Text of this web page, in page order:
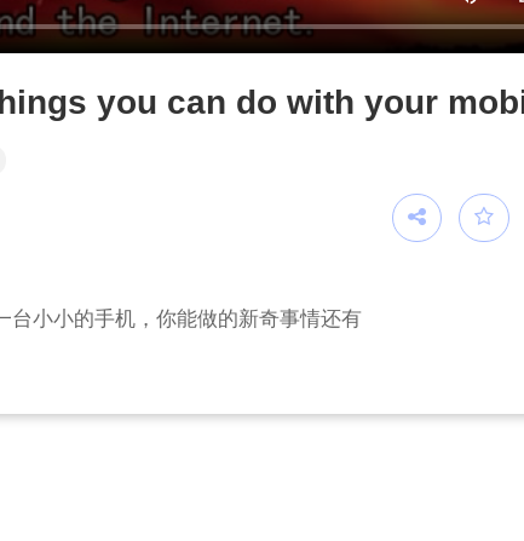
you can do with your
台小小的手机，你能做的新奇事情还有